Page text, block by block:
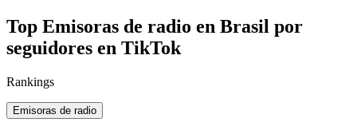
Top Emisoras de radio en Brasil por
seguidores en TikTok
Rankings
Emisoras de radio